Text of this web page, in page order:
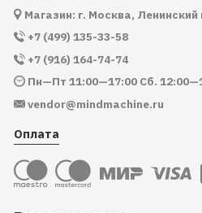
Магазин: г. Москва,
+7 (499) 135-33-58
+7 (916) 164-74-74
Пн—Пт 11:00—17:00 Сб.
vendor@mindmachine.ru
Оплата